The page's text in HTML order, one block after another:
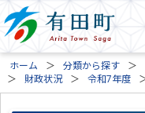
ホーム 分類から探す
財政状況
令和7年度